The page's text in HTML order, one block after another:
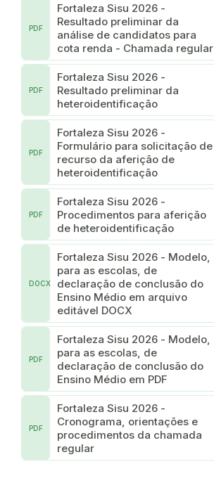
Fortaleza Sisu 2026 -
Resultado preliminar da
análise de candidatos para
cota renda - Chamada regular
PDF
Fortaleza Sisu 2026 -
Resultado preliminar da
heteroidentificação
PDF
Fortaleza Sisu 2026 -
Formulário para solicitação de
recurso da aferição de
heteroidentificação
PDF
Fortaleza Sisu 2026 -
Procedimentos para aferição
de heteroidentificação
PDF
Fortaleza Sisu 2026 - Modelo,
para as escolas, de
declaração de conclusão do
Ensino Médio em arquivo
editável DOCX
DOCX
Fortaleza Sisu 2026 - Modelo,
para as escolas, de
declaração de conclusão do
Ensino Médio em PDF
PDF
Fortaleza Sisu 2026 -
Cronograma, orientações e
procedimentos da chamada
regular
PDF